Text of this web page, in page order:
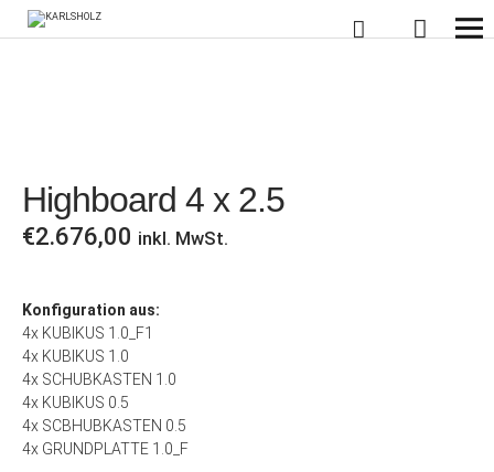
KARLSHOLZ
Highboard 4 x 2.5
€2.676,00 inkl. MwSt.
Konfiguration aus:
4x KUBIKUS 1.0_F1
4x KUBIKUS 1.0
4x SCHUBKASTEN 1.0
4x KUBIKUS 0.5
4x SCBHUBKASTEN 0.5
4x GRUNDPLATTE 1.0_F